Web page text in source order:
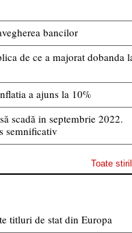
bancilor
de ce a majorat dobanda
a ajuns la 10%
scadă in septembrie 2022.
semnificativ
Toate
titluri de stat din Europa